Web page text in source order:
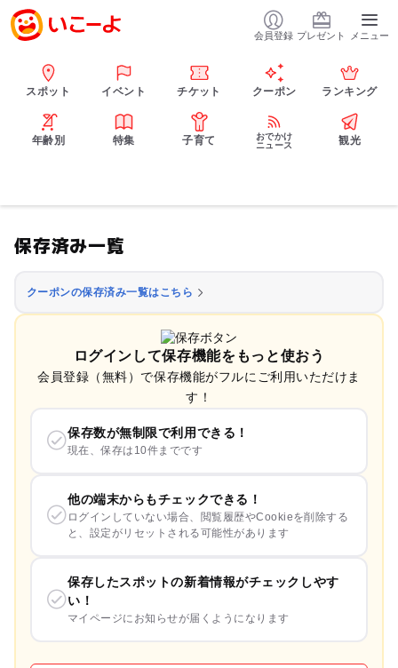
会員登録 プレゼント メニュー
スポット イベント チケット クーポン ランキング
年齢別 特集 子育て
おでかけ
ニュース
観光
保存済み一覧
クーポンの保存済み一覧はこちら
ログインして保存機能をもっと使おう
会員登録（無料）で保存機能がフルにご利用いただけま
す！
保存数が無制限で利用できる！
現在、保存は10件までです
他の端末からもチェックできる！
ログインしていない場合、閲覧履歴やCookieを削除する
と、設定がリセットされる可能性があります
保存したスポットの新着情報がチェックしやす
い！
マイページにお知らせが届くようになります